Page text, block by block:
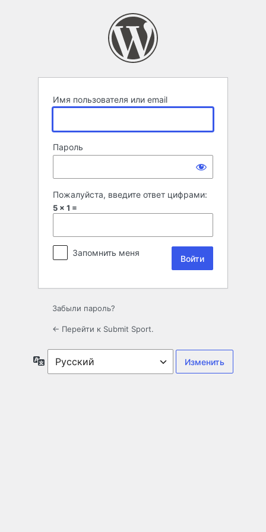
Имя пользователя или email
Пароль
Пожалуйста, введите ответ цифрами:
5 × 1 =
Запомнить меня
Забыли пароль?
← Перейти к Submit Sport.
Язык